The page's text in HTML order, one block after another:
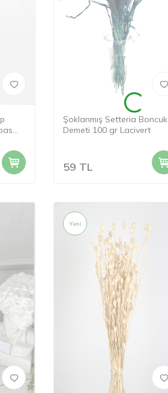
Şoklanmış Setteria Boncuk
Demeti 100 gr Lacivert
59 TL
Yeni